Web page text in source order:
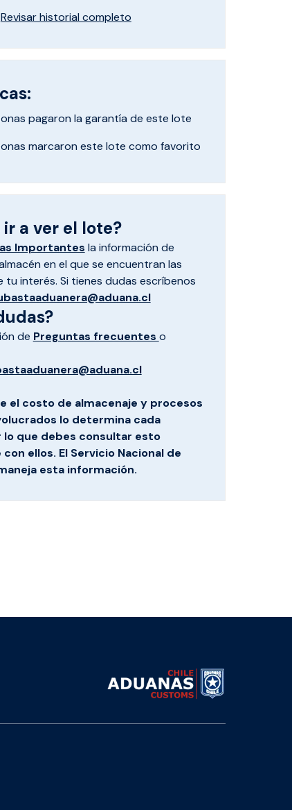
Revisar historial completo
pagaron la garantía de este lote
marcaron este lote como favorito
ir a ver el lote?
Importantes la información de
en el que se encuentran las
tu interés. Si tienes dudas escríbenos
de Preguntas frecuentes o
el costo de almacenaje y procesos
lo determina cada
lo que debes consultar esto
ellos. El Servicio Nacional de
esta información.